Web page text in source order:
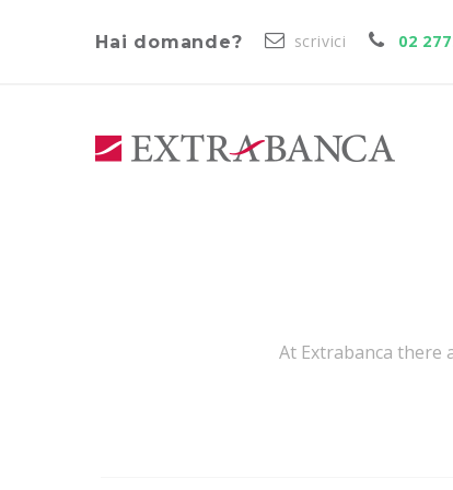
Hai domande? scrivici 02
At Extrabanca there